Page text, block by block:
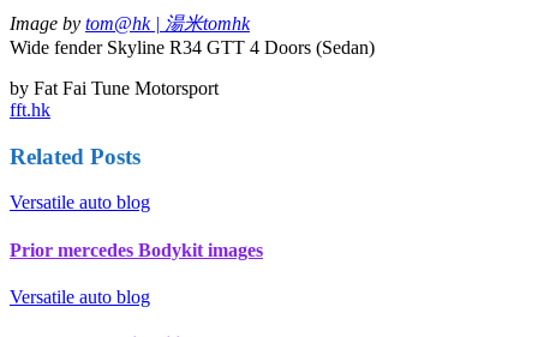
Image by tom@hk | 湯米tomhk
Wide fender Skyline R34 GTT 4 Doors (Sedan)
by Fat Fai Tune Motorsport
fft.hk
Related Posts
Versatile auto blog
Prior mercedes Bodykit images
Versatile auto blog